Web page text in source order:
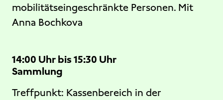
mobilitätseingeschränkte Personen. Mit
Anna Bochkova
14:00 Uhr bis 15:30 Uhr
Sammlung
Treffpunkt: Kassenbereich in der